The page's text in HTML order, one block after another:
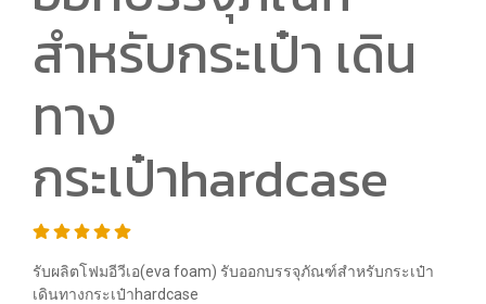
สำหรับกระเป๋า เดิน
ทาง
กระเป๋าhardcase
รับผลิตโฟมอีวีเอ(eva foam) รับออกบรรจุภัณฑ์สำหรับกระเป๋า
เดินทางกระเป๋าhardcase